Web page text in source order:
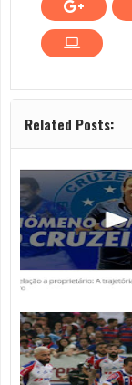
Related Posts: